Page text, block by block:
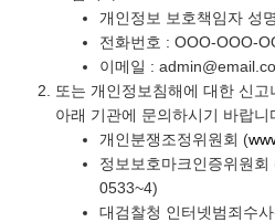
개인정보 보호책임자 성
전화번호 : OOO-OOO-
이메일 :
또는 개인정보침해에 대한 신
아래 기관에 문의하시기 바랍니
개인분쟁조정위원회 (
정보보호마크인증위원회
0533~4)
대검찰청 인터넷범죄수